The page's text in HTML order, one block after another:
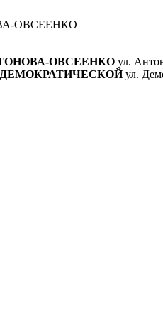
ОВСЕЕНКО
ОВСЕЕНКО ул.
ул.